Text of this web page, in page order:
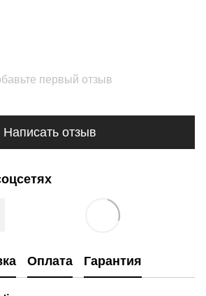
первый отзыв
Написать отзыв
Оплата Гарантия